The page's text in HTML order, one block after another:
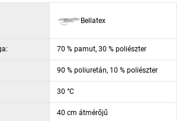
Bellatex
70 % pamut, 30 % poliészter
90 % poliuretán, 10 % poliészter
30 °C
40 cm átmérőjű